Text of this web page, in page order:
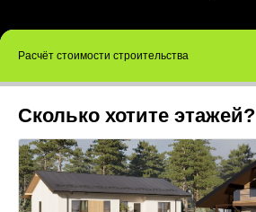
Расчёт стоимости строительства
Сколько хотите этажей?